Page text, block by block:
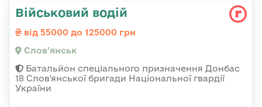
Військовий водій
від 55000 до 125000 грн
Слов'янськ
Батальйон спеціального призначення Донбас
18 Слов'янської бригади Національної гвардії
України